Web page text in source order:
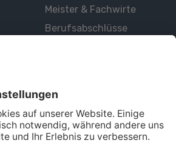
Meister & Fachwirte
Berufsabschlüsse